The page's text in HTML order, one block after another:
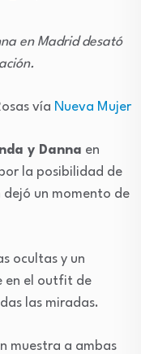
en Madrid desató
vía Nueva Mujer
y Danna en
la posibilidad de
un momento de
ocultas y un
en el outfit de
las miradas.
muestra a ambas